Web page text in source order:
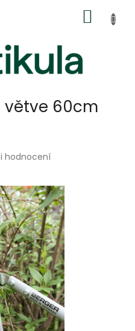
KOŠÍK
větve 60cm
hodnocení